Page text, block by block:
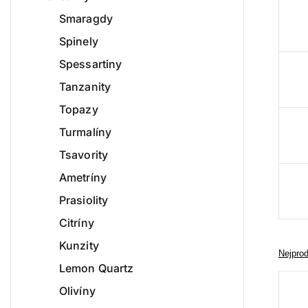
Smaragdy
Spinely
Spessartiny
Tanzanity
Topazy
Turmalíny
Tsavority
Ametríny
Prasiolity
Citríny
Kunzity
Lemon Quartz
Olivíny